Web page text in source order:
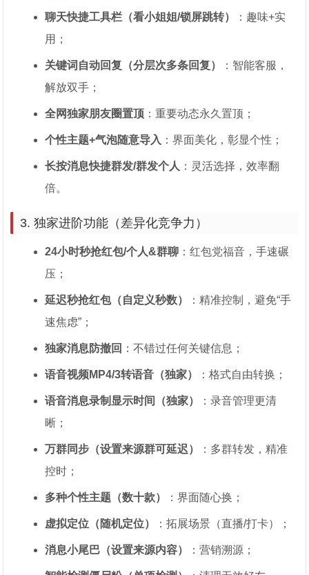
聊天快捷工具栏（看小姐姐/锁屏跳转）
：趣味+实
用；
关键词自动回复（分层次多条回复）
：智能客服，
解放双手；
全网独家朋友圈置顶 ：重要动态永久置顶；
个性主题+气泡随意导入 ：界面美化，彰显个性；
长按消息快捷群发/群发个人 ：灵活选择，效率翻
倍。
3. 独家进阶功能（差异化竞争力）
24小时秒抢红包/个人&群聊 ：红包党福音，手速碾
压；
延迟秒抢红包（自定义秒数）
：精准控制，避免“手
速焦虑”；
独家消息防撤回 ：不错过任何关键信息；
语音视频MP4/3转语音（独家） ：格式自由转换；
语音消息录制显示时间（独家）
：录音管理更清
晰；
万群同步（设置来源群可延迟）
：多群转发，精准
控时；
多种个性主题（数十款） ：界面随心换；
虚拟定位（随机定位） ：拓展场景（直播/打卡）；
消息小尾巴（设置来源内容） ：营销溯源；